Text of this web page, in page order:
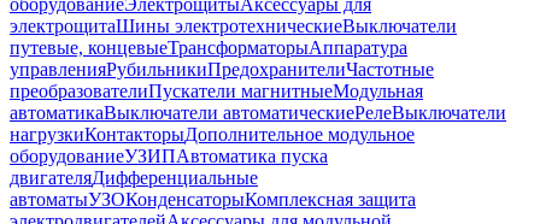
оборудованиеЭлектрощитыАксессуары для
электрощитаШины электротехническиеВыключатели
путевые, концевыеТрансформаторыАппаратура
управленияРубильникиПредохранителиЧастотные
преобразователиПускатели магнитныеМодульная
автоматикаВыключатели автоматическиеРелеВыключатели
нагрузкиКонтакторыДополнительное модульное
оборудованиеУЗИПАвтоматика пуска
двигателяДифференциальные
автоматыУЗОКонденсаторыКомплексная защита